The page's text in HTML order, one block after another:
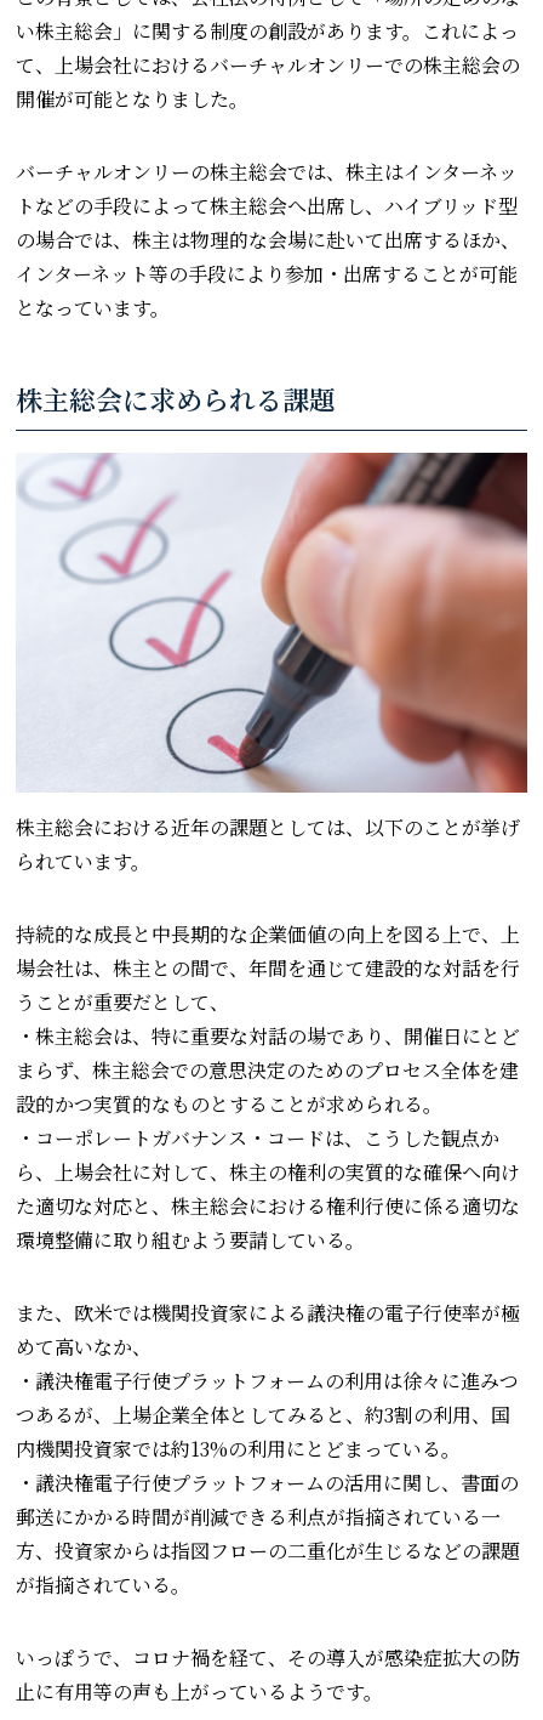
い株主総会」に関する制度の創設があります。これによっ
て、上場会社におけるバーチャルオンリーでの株主総会の
開催が可能となりました。
バーチャルオンリーの株主総会では、株主はインターネッ
トなどの手段によって株主総会へ出席し、ハイブリッド型
の場合では、株主は物理的な会場に赴いて出席するほか、
インターネット等の手段により参加・出席することが可能
となっています。
株主総会に求められる課題
株主総会における近年の課題としては、以下のことが挙げ
られています。
持続的な成長と中長期的な企業価値の向上を図る上で、上
場会社は、株主との間で、年間を通じて建設的な対話を行
うことが重要だとして、
・株主総会は、特に重要な対話の場であり、開催日にとど
まらず、株主総会での意思決定のためのプロセス全体を建
設的かつ実質的なものとすることが求められる。
・コーポレートガバナンス・コードは、こうした観点か
ら、上場会社に対して、株主の権利の実質的な確保へ向け
た適切な対応と、株主総会における権利行使に係る適切な
環境整備に取り組むよう要請している。
また、欧米では機関投資家による議決権の電子行使率が極
めて高いなか、
・議決権電子行使プラットフォームの利用は徐々に進みつ
つあるが、上場企業全体としてみると、約3割の利用、国
内機関投資家では約13%の利用にとどまっている。
・議決権電子行使プラットフォームの活用に関し、書面の
郵送にかかる時間が削減できる利点が指摘されている一
方、投資家からは指図フローの二重化が生じるなどの課題
が指摘されている。
いっぽうで、コロナ禍を経て、その導入が感染症拡大の防
止に有用等の声も上がっているようです。